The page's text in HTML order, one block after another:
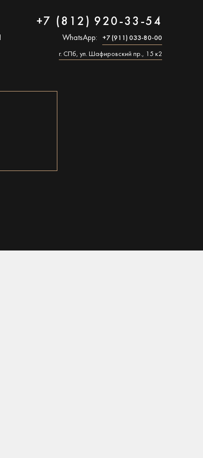
+7 (812) 920-33-54
WhatsApp: +7 (911) 033-80-00
г. СПб, ул. Шафировский пр., 15 к2